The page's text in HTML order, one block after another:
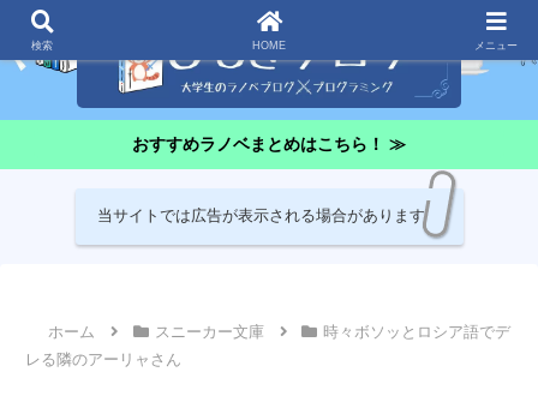
おすすめラノベまとめはこちら！ ≫
当サイトでは広告が表示される場合があります
ホーム スニーカー文庫
時々ボソッとロシア語でデ
レる隣のアーリャさん
検索 HOME メニュー